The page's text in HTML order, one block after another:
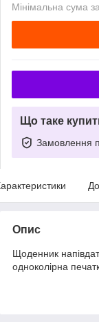
Мінімальна сума
Що таке
Замовлення
Опис
Щоденник
одноколірна